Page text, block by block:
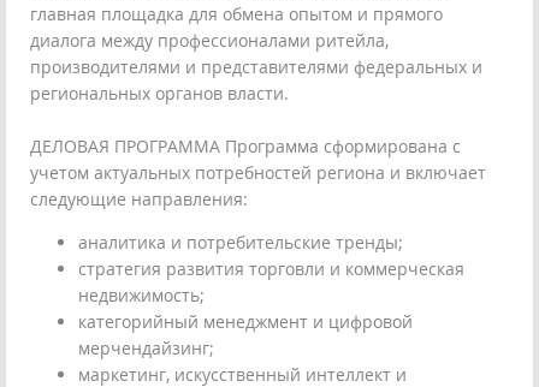
главная площадка для обмена опытом и прямого
диалога между профессионалами ритейла,
производителями и представителями федеральных и
региональных органов власти.
ДЕЛОВАЯ ПРОГРАММА Программа сформирована с
учетом актуальных потребностей региона и включает
следующие направления:
аналитика и потребительские тренды;
стратегия развития торговли и коммерческая
недвижимость;
категорийный менеджмент и цифровой
мерчендайзинг;
маркетинг, искусственный интеллект и